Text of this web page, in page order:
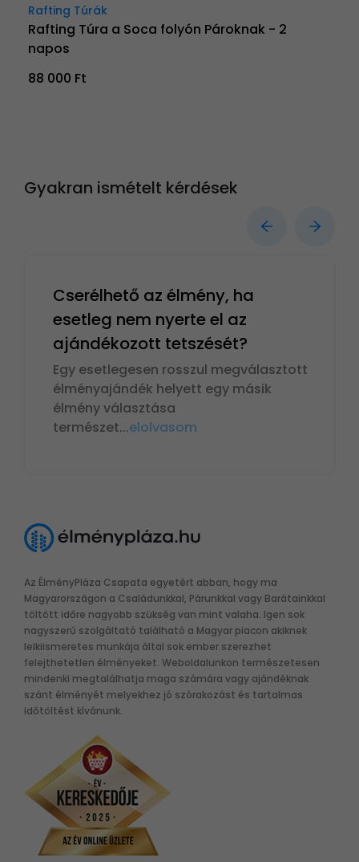
Rafting Túrák
Rafting Túra a Soca folyón Pároknak - 2
napos
88 000 Ft
Gyakran ismételt kérdések
Cserélhető az élmény, ha
esetleg nem nyerte el az
ajándékozott tetszését?
Egy esetlegesen rosszul megválasztott
élményajándék helyett egy másik
élmény választása
természet...elolvasom
Az ÉlményPláza Csapata egyetért abban, hogy ma
Magyarországon a Családunkkal, Párunkkal vagy Barátainkkal
töltött időre nagyobb szükség van mint valaha. Igen sok
nagyszerű szolgáltató található a Magyar piacon akiknek
lelkiismeretes munkája által sok ember szerezhet
felejthetetlen élményeket. Weboldalunkon természetesen
mindenki megtalálhatja maga számára vagy ajándéknak
szánt élményét melyekhez jó szórakozást és tartalmas
időtöltést kívánunk.